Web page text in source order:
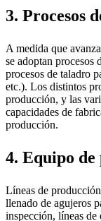
3. Procesos
A medida que
se adoptan procesos
procesos de taladro
etc.). Los distintos
producción, y las
capacidades de
producción.
4. Equipo
Líneas de
llenado de agujeros
inspección, líneas de